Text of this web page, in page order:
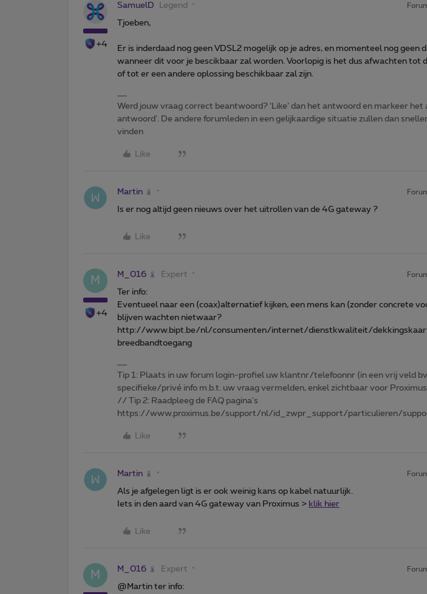
+4
SamuelD Legend
Tjoeben,
Er is inderdaad nog geen VDSL2 mogelijk op je adres, en momenteel nog geen
wanneer dit voor je bescikbaar zal worden. Voorlopig is het dus afwachten tot
of tot er een andere oplossing beschikbaar zal zijn.
Werd jouw vraag correct beantwoord? ‘Like’ dan het antwoord en markeer het
antwoord'. De andere forumleden in een gelijkaardige situatie zullen dan
vinden
Like
Martin
Is er nog altijd geen nieuws over het uitrollen van de 4G gateway ?
Like
M
+4
M_016 Expert
Ter info:
Eventueel naar een (coax)alternatief kijken, een mens kan (zonder concrete
blijven wachten nietwaar?
http://www.bipt.be/nl/consumenten/internet/dienstkwaliteit/
breedbandtoegang
Tip 1: Plaats in uw forum login-profiel uw klantnr/telefoonnr (in een vrij veld
specifieke/privé info m.b.t. uw vraag vermelden, enkel zichtbaar voor
// Tip 2: Raadpleeg de FAQ pagina's
https://www.proximus.be/support/nl/id_zwpr_support/particulieren/
Like
Martin
Als je afgelegen ligt is er ook weinig kans op kabel natuurlijk.
Iets in den aard van 4G gateway van Proximus > klik hier
Like
M M_016 Expert
@Martin ter info: